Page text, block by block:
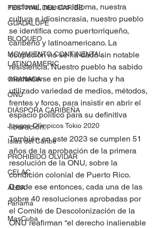
FESTIVAL DEL CARIBE
GUADALUPE
BLOQUEO
MOVIMIENTO CONTINENTAL
LATINOAMERIC
GRANADA
ONU
DIÁSPORA CARIBEÑA
Juegos Olímpicos Tokio 2020
Islas del Caribe
PROHIBIDO OLVIDAR
CELAC
ALBA
Panamá
MasCuba
nacional, nuestro idioma, nuestra
cultura e idiosincrasia, nuestro pueblo
se identifica como puertorriqueño,
caribeño y latinoamericano. La
ocupación no se ha dado sin notable
resistencia. Nuestro pueblo ha sabido
mantenerse en pie de lucha y ha
utilizado variedad de medios, métodos,
frentes y foros, para insistir en abrir el
espacio político para su definitiva
liberación.
También en este 2023 se cumplen 51
años de la aprobación de la primera
resolución de la ONU, sobre la
condición colonial de Puerto Rico.
Desde ese entonces, cada una de las
sobre 40 resoluciones aprobadas por
el Comité de Descolonización de la
ONU reafirman “el derecho inalienable